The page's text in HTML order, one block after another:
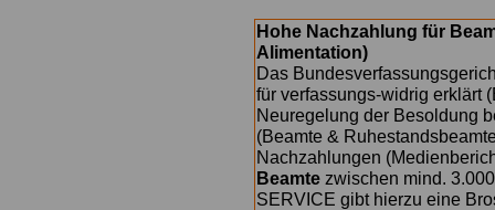
Hohe Nachzahlung für
Alimentation)
Das
für verfassungs-widrig erklärt
Neuregelung der Besoldung
(Beamte &
Nachzahlungen
Beamte zwischen mind.
SERVICE gibt hierzu eine